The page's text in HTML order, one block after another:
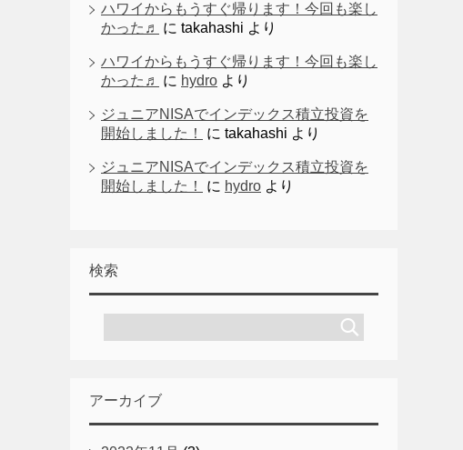
ハワイからもうすぐ帰ります！今回も楽し
かった♬
に takahashi より
ハワイからもうすぐ帰ります！今回も楽し
かった♬
に hydro より
ジュニアNISAでインデックス積立投資を
開始しました！
に takahashi より
ジュニアNISAでインデックス積立投資を
開始しました！
に hydro より
検索
アーカイブ